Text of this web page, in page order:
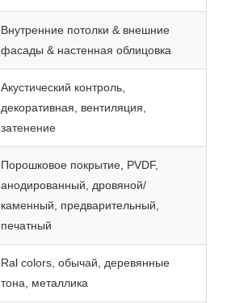
Внутренние потолки & внешние
фасады & настенная облицовка
Акустический контроль,
декоративная, вентиляция,
затенение
Порошковое покрытие, PVDF,
анодированный, дровяной/
каменный, предварительный,
печатный
Ral colors, обычай, деревянные
тона, металлика